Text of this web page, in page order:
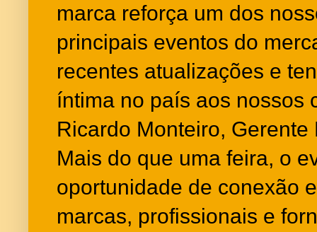
marca reforça um dos
principais eventos do
recentes atualizações e
íntima no país aos nossos
Ricardo Monteiro,
Mais do que uma feira, o
oportunidade de conexão
marcas, profissionais e